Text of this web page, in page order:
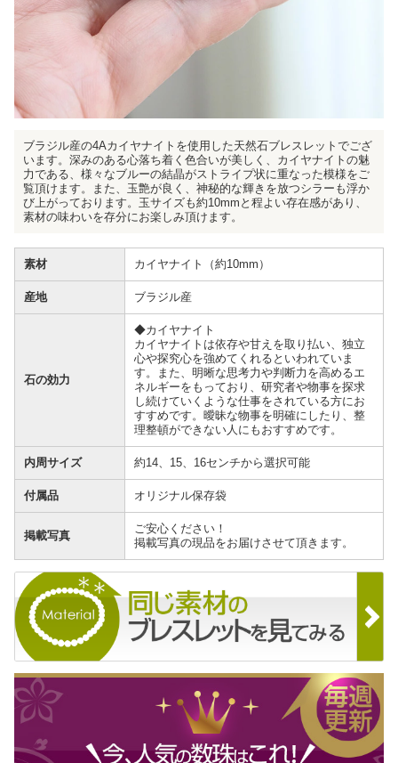
ブラジル産の4Aカイヤナイトを使用した天然石ブレスレットでござ
います。深みのある心落ち着く色合いが美しく、カイヤナイトの魅
力である、様々なブルーの結晶がストライプ状に重なった模様をご
覧頂けます。また、玉艶が良く、神秘的な輝きを放つシラーも浮か
び上がっております。玉サイズも約10mmと程よい存在感があり、
素材の味わいを存分にお楽しみ頂けます。
素材 カイヤナイト（約10mm）
産地 ブラジル産
石の効力
◆カイヤナイト
カイヤナイトは依存や甘えを取り払い、独立
心や探究心を強めてくれるといわれていま
す。また、明晰な思考力や判断力を高めるエ
ネルギーをもっており、研究者や物事を探求
し続けていくような仕事をされている方にお
すすめです。曖昧な物事を明確にしたり、整
理整頓ができない人にもおすすめです。
内周サイズ 約14、15、16センチから選択可能
付属品 オリジナル保存袋
掲載写真
ご安心ください！
掲載写真の現品をお届けさせて頂きます。